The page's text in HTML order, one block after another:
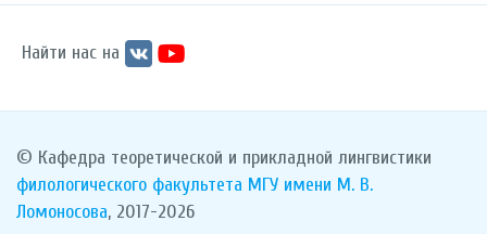
Найти нас на
© Кафедра теоретической и прикладной лингвистики
филологического факультета МГУ имени М. В.
Ломоносова, 2017-2026